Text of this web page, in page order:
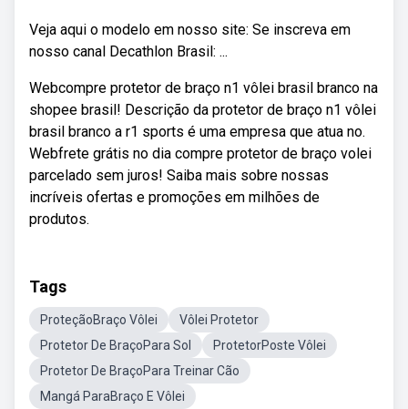
Veja aqui o modelo em nosso site: Se inscreva em
nosso canal Decathlon Brasil: ...
Webcompre protetor de braço n1 vôlei brasil branco na
shopee brasil! Descrição da protetor de braço n1 vôlei
brasil branco a r1 sports é uma empresa que atua no.
Webfrete grátis no dia compre protetor de braço volei
parcelado sem juros! Saiba mais sobre nossas
incríveis ofertas e promoções em milhões de
produtos.
Tags
ProteçãoBraço Vôlei
Vôlei Protetor
Protetor De BraçoPara Sol
ProtetorPoste Vôlei
Protetor De BraçoPara Treinar Cão
Mangá ParaBraço E Vôlei